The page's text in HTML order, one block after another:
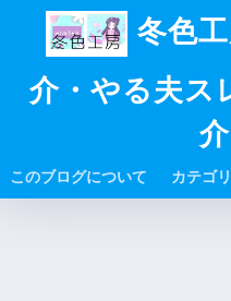
冬色
介・やる夫ス
このブログについて カテゴ